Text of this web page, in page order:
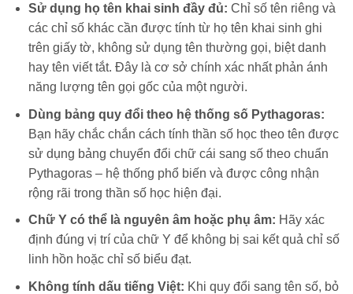
Sử dụng họ tên khai sinh đầy đủ: Chỉ số tên riêng và
các chỉ số khác cần được tính từ họ tên khai sinh ghi
trên giấy tờ, không sử dụng tên thường gọi, biệt danh
hay tên viết tắt. Đây là cơ sở chính xác nhất phản ánh
năng lượng tên gọi gốc của một người.
Dùng bảng quy đổi theo hệ thống số Pythagoras:
Bạn hãy chắc chắn cách tính thần số học theo tên được
sử dụng bảng chuyển đổi chữ cái sang số theo chuẩn
Pythagoras – hệ thống phổ biến và được công nhận
rộng rãi trong thần số học hiện đại.
Chữ Y có thể là nguyên âm hoặc phụ âm: Hãy xác
định đúng vị trí của chữ Y để không bị sai kết quả chỉ số
linh hồn hoặc chỉ số biểu đạt.
Không tính dấu tiếng Việt: Khi quy đổi sang tên số, bỏ